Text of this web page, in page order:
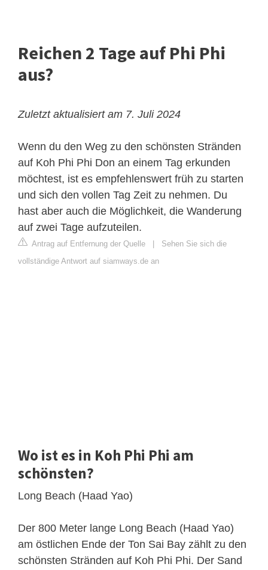
Reichen 2 Tage auf Phi Phi
aus?
Zuletzt aktualisiert am 7. Juli 2024
Wenn du den Weg zu den schönsten Stränden
auf Koh Phi Phi Don an einem Tag erkunden
möchtest, ist es empfehlenswert früh zu starten
und sich den vollen Tag Zeit zu nehmen. Du
hast aber auch die Möglichkeit, die Wanderung
auf zwei Tage aufzuteilen.
Antrag auf Entfernung der Quelle
Sehen Sie sich die
vollständige Antwort auf siamways.de an
Wo ist es in Koh Phi Phi am
schönsten?
Long Beach (Haad Yao)
Der 800 Meter lange Long Beach (Haad Yao)
am östlichen Ende der Ton Sai Bay zählt zu den
schönsten Stränden auf Koh Phi Phi. Der Sand